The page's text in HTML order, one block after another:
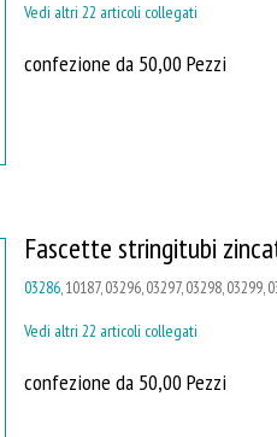
Vedi altri 22 articoli collegati
confezione da 50,00 Pezzi
Fascette stringitubi
03286, 10187, 03296, 03297, 03298, 03299,
Vedi altri 22 articoli collegati
confezione da 50,00 Pezzi